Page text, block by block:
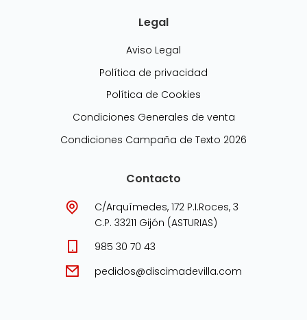
Legal
Aviso Legal
Política de privacidad
Política de Cookies
Condiciones Generales de venta
Condiciones Campaña de Texto 2026
Contacto
C/Arquímedes, 172 P.I.Roces, 3
C.P. 33211 Gijón (ASTURIAS)
985 30 70 43
pedidos@discimadevilla.com